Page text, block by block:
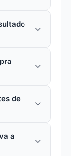
esportiva
é o maior
de
de
a